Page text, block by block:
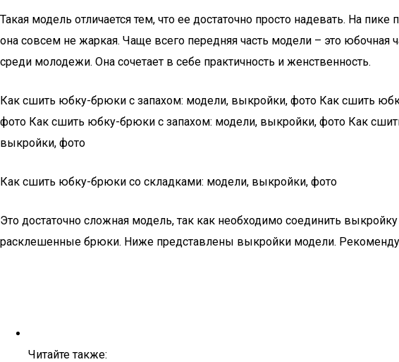
Такая модель отличается тем, что ее достаточно просто надевать. На
она совсем не жаркая. Чаще всего передняя часть модели – это юбочная
среди молодежи. Она сочетает в себе практичность и женственность.
Как сшить юбку-брюки с запахом: модели, выкройки, фото Как сшить
фото Как сшить юбку-брюки с запахом: модели, выкройки, фото Как
выкройки, фото
Как сшить юбку-брюки со складками: модели, выкройки, фото
Это достаточно сложная модель, так как необходимо соединить
расклешенные брюки. Ниже представлены выкройки модели.
Читайте также: